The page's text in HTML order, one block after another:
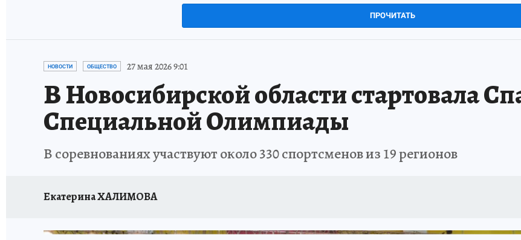
ПРОЧИТАТЬ
НОВОСТИ ОБЩЕСТВО 27 мая 2026 9:01
В Новосибирской области стартовала
Специальной Олимпиады
В соревнованиях участвуют около 330 спортсменов из 19 регионов
Екатерина ХАЛИМОВА